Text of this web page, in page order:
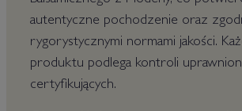
autentyczne pochodzenie oraz
rygorystycznymi normami jakości.
produktu podlega kontroli
certyfikujących.